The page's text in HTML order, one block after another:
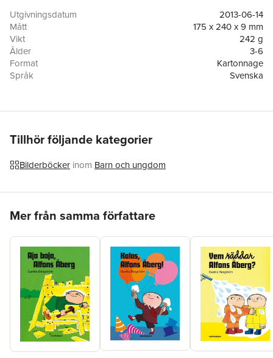
Utgivningsdatum
2013-06-14
Mått
175 x 240 x 9 mm
Vikt
242 g
Ålder
3-6
Format
Kartonnage
Språk
Svenska
Antal sidor
32
Förlag
ISBN
Miljömärkning
Tillhör följande kategorier
Bilderböcker inom Barn och ungdom
Mer från samma författare